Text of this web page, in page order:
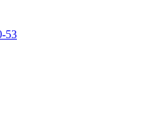
53